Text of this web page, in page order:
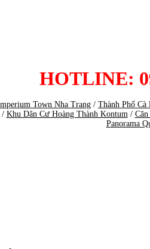
HOTLINE:
Town Nha Trang / Thành Phố Cà
Khu Dân Cư Hoàng Thành Kontum /
Panorama